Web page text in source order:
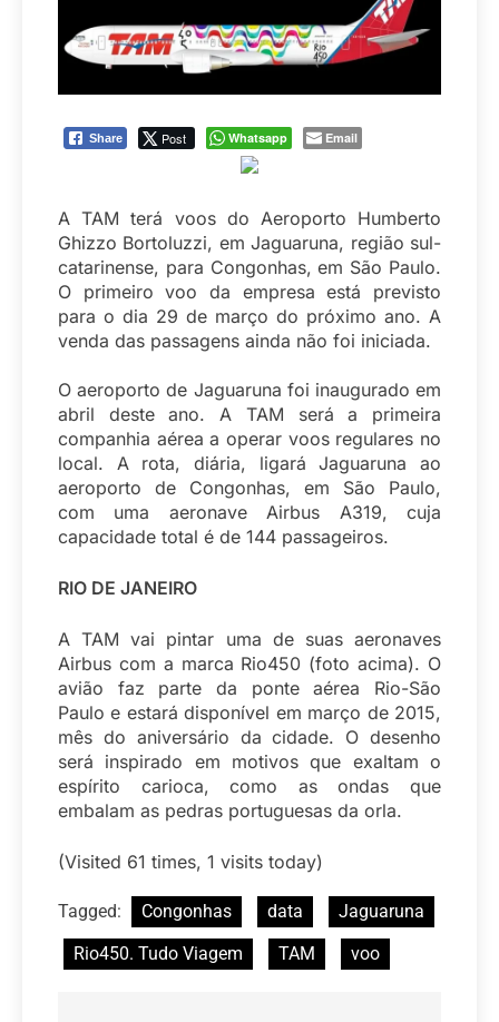
Share Post Whatsapp Email
A TAM terá voos do Aeroporto Humberto
Ghizzo Bortoluzzi, em Jaguaruna, região sul-
catarinense, para Congonhas, em São Paulo.
O primeiro voo da empresa está previsto
para o dia 29 de março do próximo ano. A
venda das passagens ainda não foi iniciada.
O aeroporto de Jaguaruna foi inaugurado em
abril deste ano. A TAM será a primeira
companhia aérea a operar voos regulares no
local. A rota, diária, ligará Jaguaruna ao
aeroporto de Congonhas, em São Paulo,
com uma aeronave Airbus A319, cuja
capacidade total é de 144 passageiros.
RIO DE JANEIRO
A TAM vai pintar uma de suas aeronaves
Airbus com a marca Rio450 (foto acima). O
avião faz parte da ponte aérea Rio-São
Paulo e estará disponível em março de 2015,
mês do aniversário da cidade. O desenho
será inspirado em motivos que exaltam o
espírito carioca, como as ondas que
embalam as pedras portuguesas da orla.
(Visited 61 times, 1 visits today)
Tagged: Congonhas data
Jaguaruna
Rio450. Tudo Viagem
TAM voo